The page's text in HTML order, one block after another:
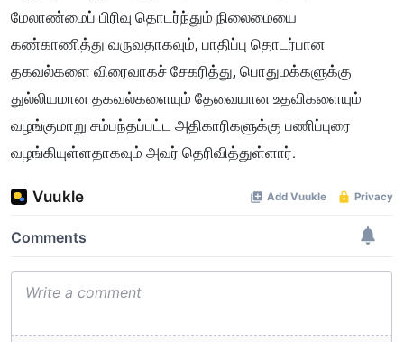
மேலாண்மைப் பிரிவு தொடர்ந்தும் நிலைமையை
கண்காணித்து வருவதாகவும், பாதிப்பு தொடர்பான
தகவல்களை விரைவாகச் சேகரித்து, பொதுமக்களுக்கு
துல்லியமான தகவல்களையும் தேவையான உதவிகளையும்
வழங்குமாறு சம்பந்தப்பட்ட அதிகாரிகளுக்கு பணிப்புரை
வழங்கியுள்ளதாகவும் அவர் தெரிவித்துள்ளார்.